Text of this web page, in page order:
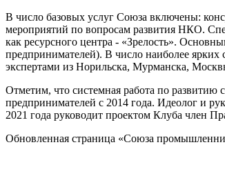
В число базовых услуг Союза включены:
мероприятий по вопросам развития НКО.
как ресурсного центра - «Зрелость».
предпринимателей). В число наиболее
экспертами из Норильска, Мурманска,
Отметим, что системная работа по
предпринимателей с 2014 года. Идеолог и
2021 года руководит проектом Клуба член
Обновленная страница «Союза